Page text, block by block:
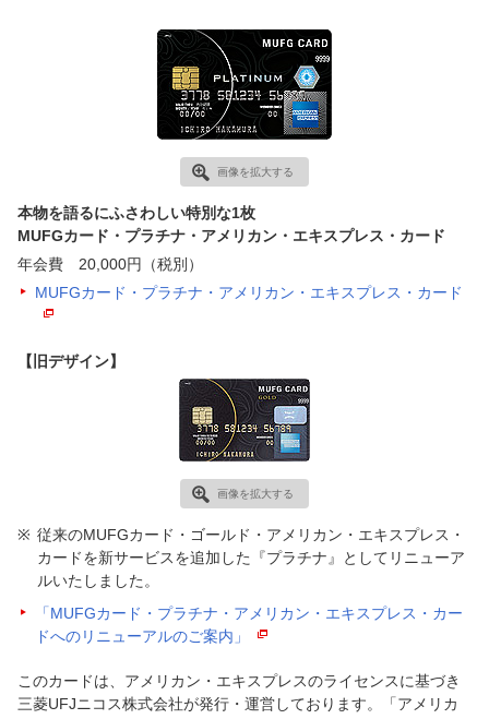
画像を拡大する
本物を語るにふさわしい特別な1枚
MUFGカード・プラチナ・アメリカン・エキスプレス・カード
年会費 20,000円（税別）
MUFGカード・プラチナ・アメリカン・エキスプレス・カード
【旧デザイン】
画像を拡大する
従来のMUFGカード・ゴールド・アメリカン・エキスプレス・
カードを新サービスを追加した『プラチナ』としてリニューア
ルいたしました。
「MUFGカード・プラチナ・アメリカン・エキスプレス・カー
ドへのリニューアルのご案内」
このカードは、アメリカン・エキスプレスのライセンスに基づき
三菱UFJニコス株式会社が発行・運営しております。「アメリカ